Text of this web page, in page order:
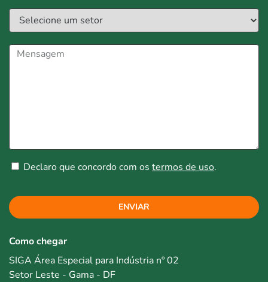
Declaro que concordo com os termos de uso.
ENVIAR
Como chegar
SIGA Área Especial para Indústria nº 02
Setor Leste - Gama - DF